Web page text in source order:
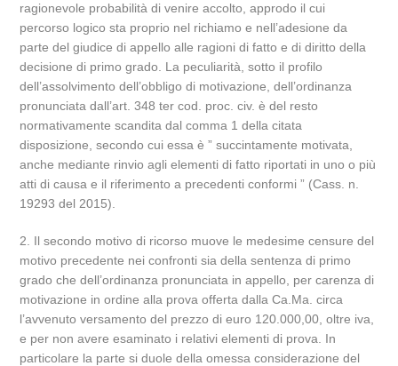
ragionevole probabilità di venire accolto, approdo il cui
percorso logico sta proprio nel richiamo e nell’adesione da
parte del giudice di appello alle ragioni di fatto e di diritto della
decisione di primo grado. La peculiarità, sotto il profilo
dell’assolvimento dell’obbligo di motivazione, dell’ordinanza
pronunciata dall’art. 348 ter cod. proc. civ. è del resto
normativamente scandita dal comma 1 della citata
disposizione, secondo cui essa è ” succintamente motivata,
anche mediante rinvio agli elementi di fatto riportati in uno o più
atti di causa e il riferimento a precedenti conformi ” (Cass. n.
19293 del 2015).
2. Il secondo motivo di ricorso muove le medesime censure del
motivo precedente nei confronti sia della sentenza di primo
grado che dell’ordinanza pronunciata in appello, per carenza di
motivazione in ordine alla prova offerta dalla Ca.Ma. circa
l’avvenuto versamento del prezzo di euro 120.000,00, oltre iva,
e per non avere esaminato i relativi elementi di prova. In
particolare la parte si duole della omessa considerazione del